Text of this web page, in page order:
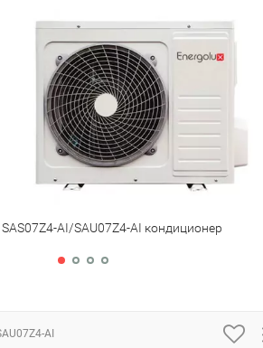
AI/SAU07Z4-AI кондиционер
AI